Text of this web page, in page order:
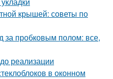
крышей: советы по
за пробковым полом: все,
реализации
в оконном